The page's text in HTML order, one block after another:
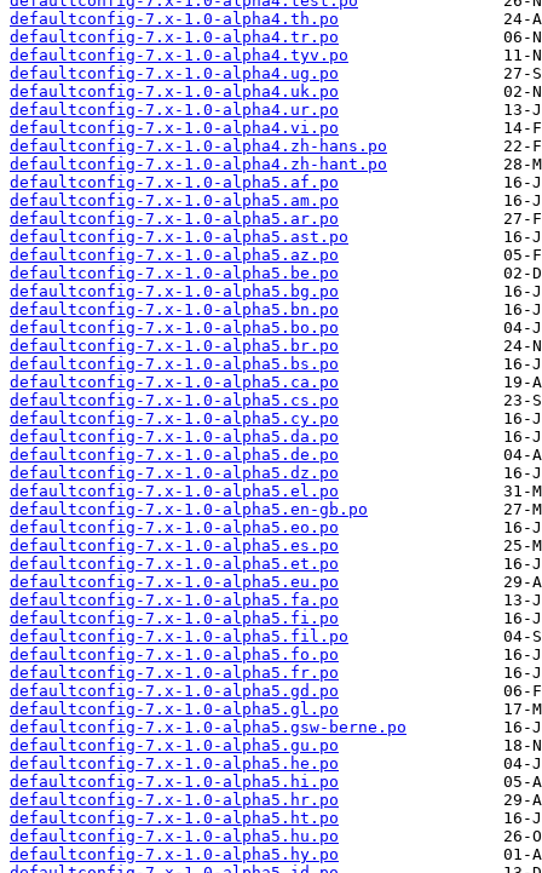
defaultconfig-7.x-1.0-alpha4.th.po
defaultconfig-7.x-1.0-alpha4.tr.po
defaultconfig-7.x-1.0-alpha4.tyv.po
defaultconfig-7.x-1.0-alpha4.ug.po
defaultconfig-7.x-1.0-alpha4.uk.po
defaultconfig-7.x-1.0-alpha4.ur.po
defaultconfig-7.x-1.0-alpha4.vi.po
defaultconfig-7.x-1.0-alpha4.zh-hans.po
defaultconfig-7.x-1.0-alpha4.zh-hant.po
defaultconfig-7.x-1.0-alpha5.af.po
defaultconfig-7.x-1.0-alpha5.am.po
defaultconfig-7.x-1.0-alpha5.ar.po
defaultconfig-7.x-1.0-alpha5.ast.po
defaultconfig-7.x-1.0-alpha5.az.po
defaultconfig-7.x-1.0-alpha5.be.po
defaultconfig-7.x-1.0-alpha5.bg.po
defaultconfig-7.x-1.0-alpha5.bn.po
defaultconfig-7.x-1.0-alpha5.bo.po
defaultconfig-7.x-1.0-alpha5.br.po
defaultconfig-7.x-1.0-alpha5.bs.po
defaultconfig-7.x-1.0-alpha5.ca.po
defaultconfig-7.x-1.0-alpha5.cs.po
defaultconfig-7.x-1.0-alpha5.cy.po
defaultconfig-7.x-1.0-alpha5.da.po
defaultconfig-7.x-1.0-alpha5.de.po
defaultconfig-7.x-1.0-alpha5.dz.po
defaultconfig-7.x-1.0-alpha5.el.po
defaultconfig-7.x-1.0-alpha5.en-gb.po
defaultconfig-7.x-1.0-alpha5.eo.po
defaultconfig-7.x-1.0-alpha5.es.po
defaultconfig-7.x-1.0-alpha5.et.po
defaultconfig-7.x-1.0-alpha5.eu.po
defaultconfig-7.x-1.0-alpha5.fa.po
defaultconfig-7.x-1.0-alpha5.fi.po
defaultconfig-7.x-1.0-alpha5.fil.po
defaultconfig-7.x-1.0-alpha5.fo.po
defaultconfig-7.x-1.0-alpha5.fr.po
defaultconfig-7.x-1.0-alpha5.gd.po
defaultconfig-7.x-1.0-alpha5.gl.po
defaultconfig-7.x-1.0-alpha5.gsw-berne.po
defaultconfig-7.x-1.0-alpha5.gu.po
defaultconfig-7.x-1.0-alpha5.he.po
defaultconfig-7.x-1.0-alpha5.hi.po
defaultconfig-7.x-1.0-alpha5.hr.po
defaultconfig-7.x-1.0-alpha5.ht.po
defaultconfig-7.x-1.0-alpha5.hu.po
defaultconfig-7.x-1.0-alpha5.hy.po